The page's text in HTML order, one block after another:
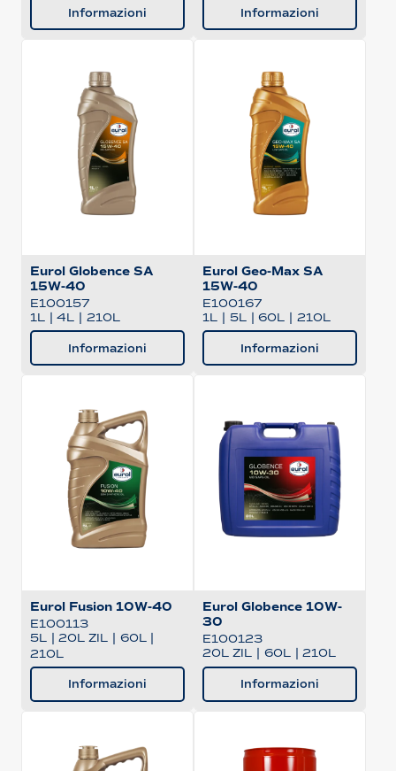
Informazioni Informazioni
Eurol Globence SA
15W-40
E100157
1L
4L 210L
Informazioni
Eurol Geo-Max SA
15W-40
E100167
1L
5L 60L 210L
Informazioni
Eurol Fusion 10W-40
E100113
5L | 20L ZIL | 60L |
210L
Informazioni
Eurol Globence 10W-
30
E100123
20L ZIL | 60L | 210L
Informazioni